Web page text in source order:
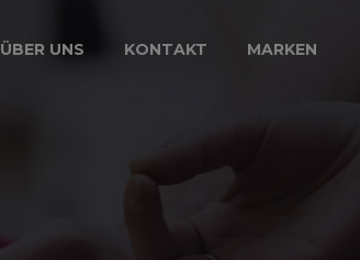
ÜBER UNS KONTAKT MARKEN